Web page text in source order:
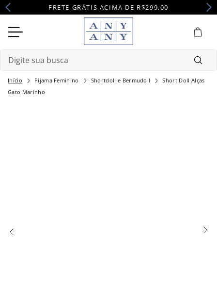
FRETE GRÁTIS ACIMA DE R$299,00
Pijama Feminino Shortdoll e Bermudoll
Short Doll Alças
Gato Marinho
Termos mais buscados